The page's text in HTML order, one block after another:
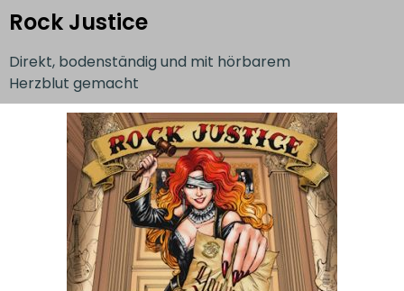
Rock Justice
Direkt, bodenständig und mit hörbarem
Herzblut gemacht